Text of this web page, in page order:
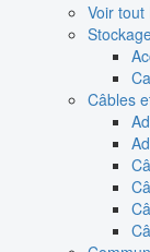
Voir
Câbles